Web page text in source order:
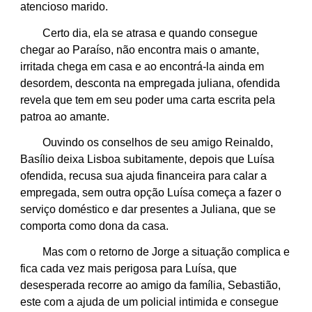
atencioso marido.
Certo dia, ela se atrasa e quando consegue
chegar ao Paraíso, não encontra mais o amante,
irritada chega em casa e ao encontrá-la ainda em
desordem, desconta na empregada juliana, ofendida
revela que tem em seu poder uma carta escrita pela
patroa ao amante.
Ouvindo os conselhos de seu amigo Reinaldo,
Basílio deixa Lisboa subitamente, depois que Luísa
ofendida, recusa sua ajuda financeira para calar a
empregada, sem outra opção Luísa começa a fazer o
serviço doméstico e dar presentes a Juliana, que se
comporta como dona da casa.
Mas com o retorno de Jorge a situação complica e
fica cada vez mais perigosa para Luísa, que
desesperada recorre ao amigo da família, Sebastião,
este com a ajuda de um policial intimida e consegue